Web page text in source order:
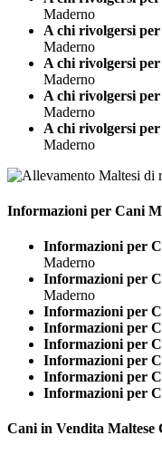
Maderno
A chi rivolgersi
Maderno
A chi rivolgersi
Maderno
A chi rivolgersi
Maderno
A chi rivolgersi
Maderno
Informazioni per Cani
Informazioni per
Maderno
Informazioni per
Maderno
Informazioni per
Informazioni per
Informazioni per
Informazioni per
Informazioni per
Informazioni per
Cani in Vendita Maltese